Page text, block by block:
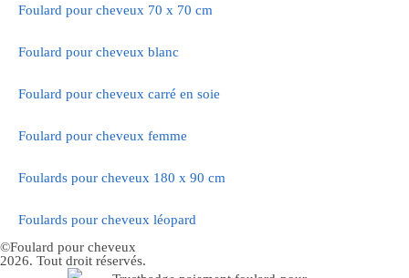
Foulard pour cheveux 70 x 70 cm
Foulard pour cheveux blanc
Foulard pour cheveux carré en soie
Foulard pour cheveux femme
Foulards pour cheveux 180 x 90 cm
Foulards pour cheveux léopard
©Foulard pour cheveux
2026. Tout droit réservés.